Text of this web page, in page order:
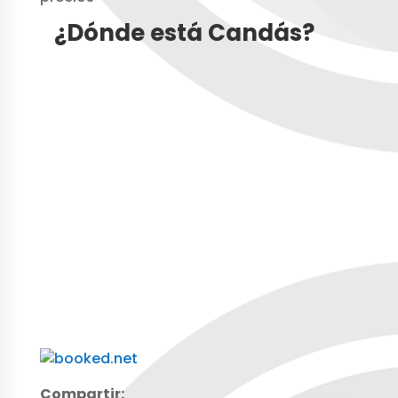
¿Dónde está Candás?
Compartir: